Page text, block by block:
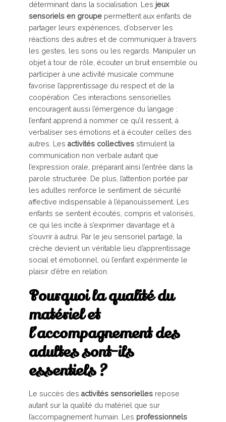
déterminant dans la socialisation. Les jeux
sensoriels en groupepermettent aux enfants de
partager leurs expériences, d’observer les
réactions des autres et de communiquer à travers
les gestes, les sons ou les regards. Manipuler un
objet à tour de rôle, écouter un bruit ensemble ou
participer à une activité musicale commune
favorise l’apprentissage du respect et de la
coopération. Ces interactions sensorielles
encouragent aussi l’émergence du langage :
l’enfant apprend à nommer ce qu’il ressent, à
verbaliser ses émotions et à écouter celles des
autres. Les activités collectivesstimulent la
communication non verbale autant que
l’expression orale, préparant ainsi l’entrée dans la
parole structurée. De plus, l’attention portée par
les adultes renforce le sentiment de sécurité
affective indispensable à l’épanouissement. Les
enfants se sentent écoutés, compris et valorisés,
ce qui les incite à s’exprimer davantage et à
s’ouvrir à autrui. Par le jeu sensoriel partagé, la
crèche devient un véritable lieu d’apprentissage
social et émotionnel, où l’enfant expérimente le
plaisir d’être en relation.
Pourquoi la qualité du
matériel et
l’accompagnement des
adultes sont-ils
essentiels ?
Le succès des activités sensoriellesrepose
autant sur la qualité du matériel que sur
l’accompagnement humain. Les professionnels